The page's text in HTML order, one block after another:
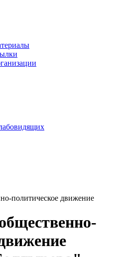
политическое движение